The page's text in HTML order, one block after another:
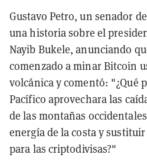
Gustavo Petro, un senador
una historia sobre el
Nayib Bukele, anunciando
comenzado a minar Bitcoin
volcánica y comentó: "¿Qué
Pacífico aprovechara las
de las montañas
energía de la costa y
para las criptodivisas?"